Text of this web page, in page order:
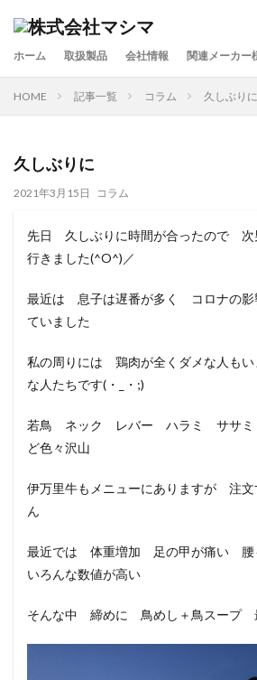
ホーム 取扱製品 会社情報 関連メーカー
HOME 記事一覧 コラム 久しぶりに
久しぶりに
2021年3月15日 コラム
先日 久しぶりに時間が合ったので 次
行きました(^O^)／
最近は 息子は遅番が多く コロナの影
ていました
私の周りには 鶏肉が全くダメな人も
な人たちです(・_・;)
若鳥 ネック レバー ハラミ ササ
ど色々沢山
伊万里牛もメニューにありますが 注文
ん
最近では 体重増加 足の甲が痛い
いろんな数値が高い
そんな中 締めに 鳥めし＋鳥スープ
カテゴリー
検索